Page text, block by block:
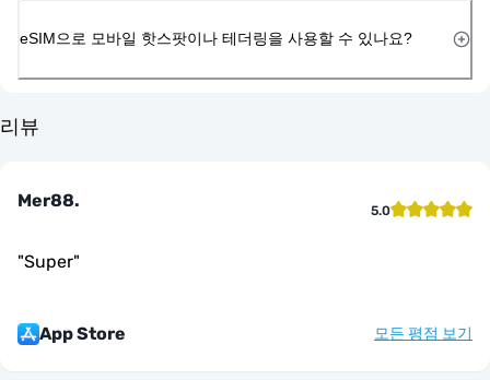
eSIM으로 모바일 핫스팟이나 테더링을 사용할 수 있나요?
리뷰
Mer88. 5.0
"Super"
App Store 모든 평점 보기